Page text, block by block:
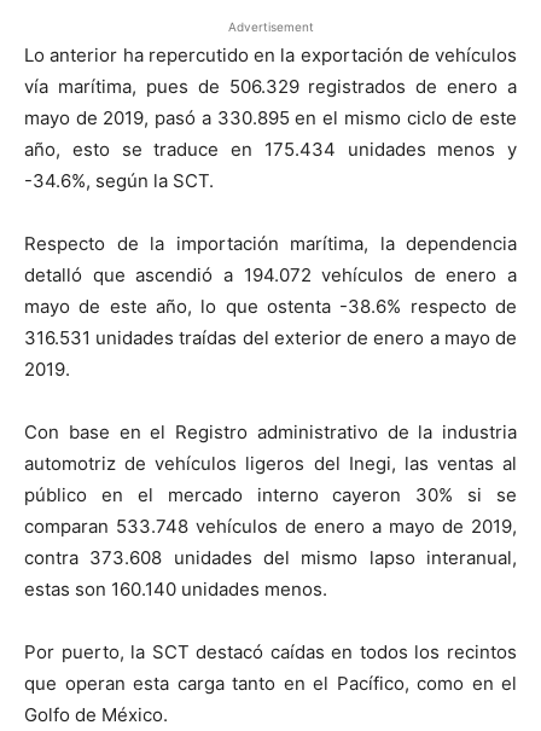
Advertisement
Lo anterior ha repercutido en la exportación de vehículos
vía marítima, pues de 506.329 registrados de enero a
mayo de 2019, pasó a 330.895 en el mismo ciclo de este
año, esto se traduce en 175.434 unidades menos y
-34.6%, según la SCT.
Respecto de la importación marítima, la dependencia
detalló que ascendió a 194.072 vehículos de enero a
mayo de este año, lo que ostenta -38.6% respecto de
316.531 unidades traídas del exterior de enero a mayo de
2019.
Con base en el Registro administrativo de la industria
automotriz de vehículos ligeros del Inegi, las ventas al
público en el mercado interno cayeron 30% si se
comparan 533.748 vehículos de enero a mayo de 2019,
contra 373.608 unidades del mismo lapso interanual,
estas son 160.140 unidades menos.
Por puerto, la SCT destacó caídas en todos los recintos
que operan esta carga tanto en el Pacífico, como en el
Golfo de México.